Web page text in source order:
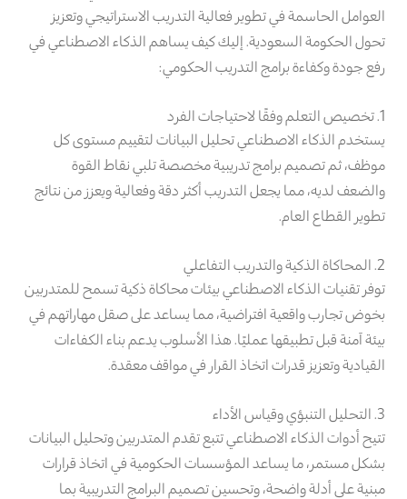
العوامل الحاسمة في تطوير فعالية التدريب الاستراتيجي وتعزيز
تحول الحكومة السعودية. إليك كيف يساهم الذكاء الاصطناعي في
رفع جودة وكفاءة برامج التدريب الحكومي:
1. تخصيص التعلم وفقًا لاحتياجات الفرد
يستخدم الذكاء الاصطناعي تحليل البيانات لتقييم مستوى كل
موظف، ثم تصميم برامج تدريبية مخصصة تلبي نقاط القوة
والضعف لديه، مما يجعل التدريب أكثر دقة وفعالية ويعزز من نتائج
تطوير القطاع العام.
2. المحاكاة الذكية والتدريب التفاعلي
توفر تقنيات الذكاء الاصطناعي بيئات محاكاة ذكية تسمح للمتدربين
بخوض تجارب واقعية افتراضية، مما يساعد على صقل مهاراتهم في
بيئة آمنة قبل تطبيقها عمليًا. هذا الأسلوب يدعم بناء الكفاءات
القيادية وتعزيز قدرات اتخاذ القرار في مواقف معقدة.
3. التحليل التنبؤي وقياس الأداء
تتيح أدوات الذكاء الاصطناعي تتبع تقدم المتدربين وتحليل البيانات
بشكل مستمر، ما يساعد المؤسسات الحكومية في اتخاذ قرارات
مبنية على أدلة واضحة، وتحسين تصميم البرامج التدريبية بما